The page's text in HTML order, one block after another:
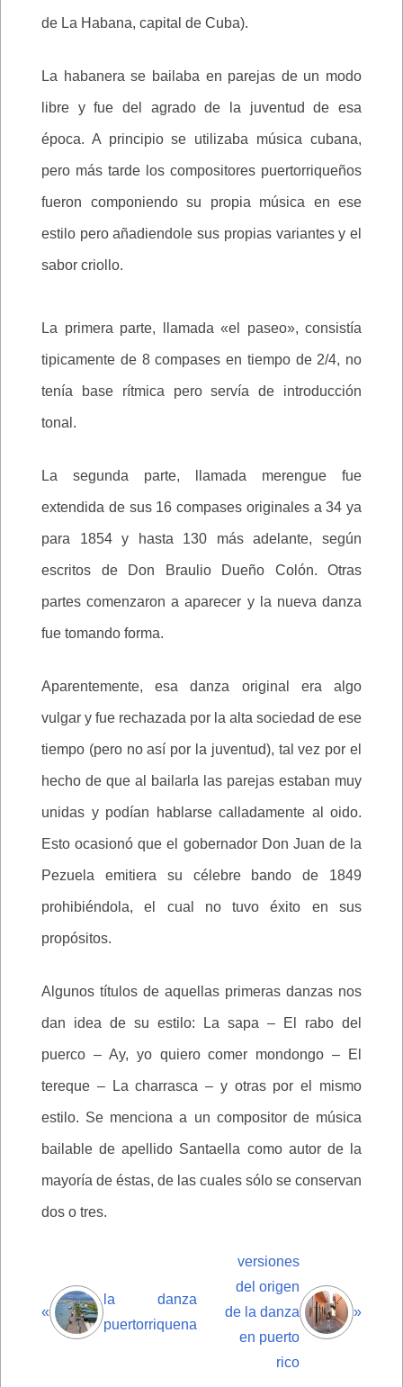
de La Habana, capital de Cuba).
La habanera se bailaba en parejas de un modo
libre y fue del agrado de la juventud de esa
época. A principio se utilizaba música cubana,
pero más tarde los compositores puertorriqueños
fueron componiendo su propia música en ese
estilo pero añadiendole sus propias variantes y el
sabor criollo.
La primera parte, llamada «el paseo», consistía
tipicamente de 8 compases en tiempo de 2/4, no
tenía base rítmica pero servía de introducción
tonal.
La segunda parte, llamada merengue fue
extendida de sus 16 compases originales a 34 ya
para 1854 y hasta 130 más adelante, según
escritos de Don Braulio Dueño Colón. Otras
partes comenzaron a aparecer y la nueva danza
fue tomando forma.
Aparentemente, esa danza original era algo
vulgar y fue rechazada por la alta sociedad de ese
tiempo (pero no así por la juventud), tal vez por el
hecho de que al bailarla las parejas estaban muy
unidas y podían hablarse calladamente al oido.
Esto ocasionó que el gobernador Don Juan de la
Pezuela emitiera su célebre bando de 1849
prohibiéndola, el cual no tuvo éxito en sus
propósitos.
Algunos títulos de aquellas primeras danzas nos
dan idea de su estilo: La sapa – El rabo del
puerco – Ay, yo quiero comer mondongo – El
tereque – La charrasca – y otras por el mismo
estilo. Se menciona a un compositor de música
bailable de apellido Santaella como autor de la
mayoría de éstas, de las cuales sólo se conservan
dos o tres.
«
la danza
puertorriquena
versiones
del origen
de la danza
en puerto
rico
»